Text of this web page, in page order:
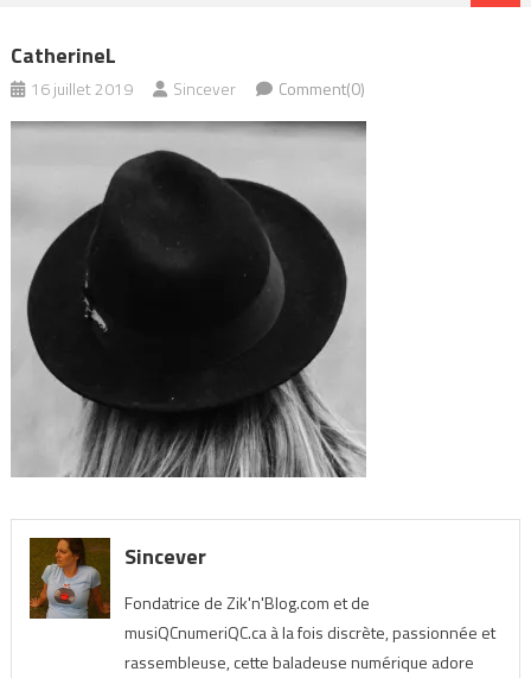
CatherineL
16 juillet 2019 Sincever Comment(0)
Sincever
Fondatrice de Zik'n'Blog.com et de
musiQCnumeriQC.ca à la fois discrète, passionnée et
rassembleuse, cette baladeuse numérique adore